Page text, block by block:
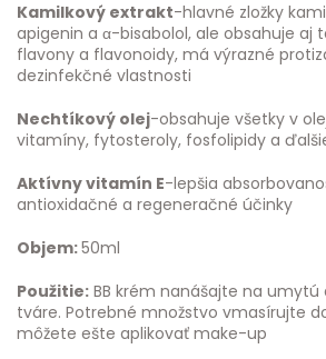
Kamilkový extrakt-hlavné zložky
apigenin a α-bisabolol, ale obsahuje aj
flavony a flavonoidy, má výrazné
dezinfekčné vlastnosti
Nechtíkový olej-obsahuje všetky v
vitamíny, fytosteroly, fosfolipidy a
Aktívny vitamín E-lepšia
antioxidačné a regeneračné účinky
Objem:50ml
Použitie: BB krém nanášajte na umytú
tváre. Potrebné množstvo vmasírujte
môžete ešte aplikovať make-up